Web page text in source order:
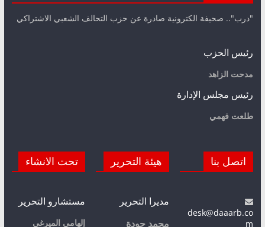
"درب".. صحيفة الكترونية صادرة عن حزب التحالف الشعبي الاشتراكي
رئيس الحزب
مدحت الزاهد
رئيس مجلس الإدارة
طلعت فهمي
اتصل بنا
desk@daaarb.co
m
هيئة التحرير
مديرا التحرير
محمد جودة
تحت الانشاء
مستشارو التحرير
إلهامي الميرغي